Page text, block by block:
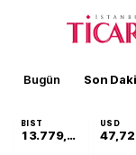
Bugün Son
BIST
13.779,39
USD
47,72